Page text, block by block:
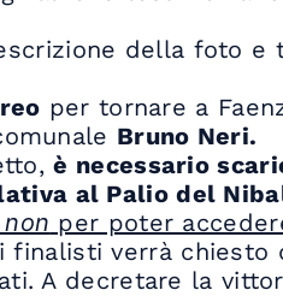
della foto e
per tornare a
Bruno Neri.
è necessario
al Palio del
per poter
verrà
A decretare la